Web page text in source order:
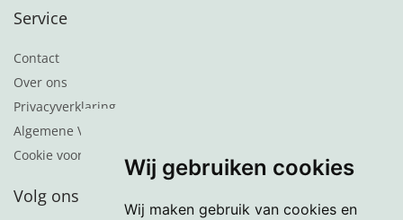
Wij gebruiken cookies
Wij maken gebruik van cookies en
Service
Contact
Over ons
Privacyverklaring
Algemene Voorwaarden
Cookie voorkeuren
Volg ons